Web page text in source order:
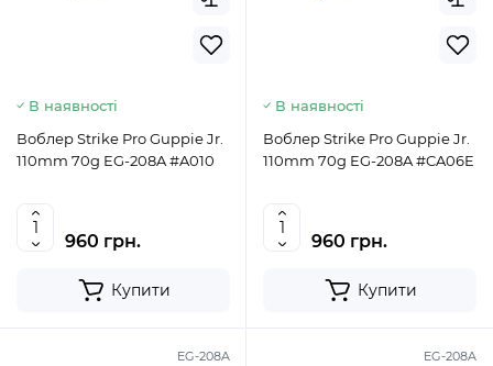
В наявності
Воблер Strike Pro Guppie Jr.
110mm 70g EG-208A #A010
960 грн.
Купити
В наявності
Воблер Strike Pro Guppie Jr.
110mm 70g EG-208A #CA06E
960 грн.
Купити
EG-208A EG-208A